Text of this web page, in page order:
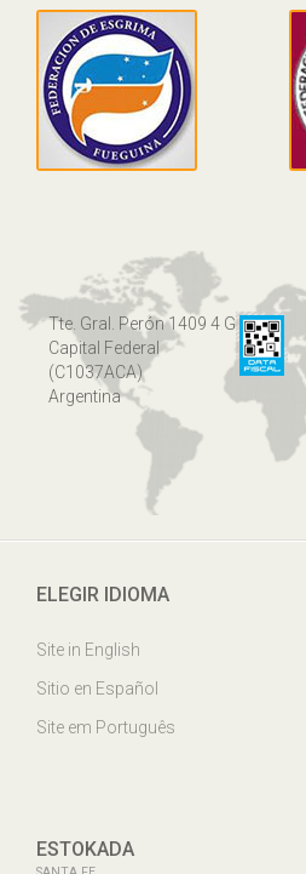
Tte. Gral. Perón 1409 4 G
Capital Federal
(C1037ACA)
Argentina
ELEGIR IDIOMA
Site in English
Sitio en Español
Site em Português
ESTOKADA